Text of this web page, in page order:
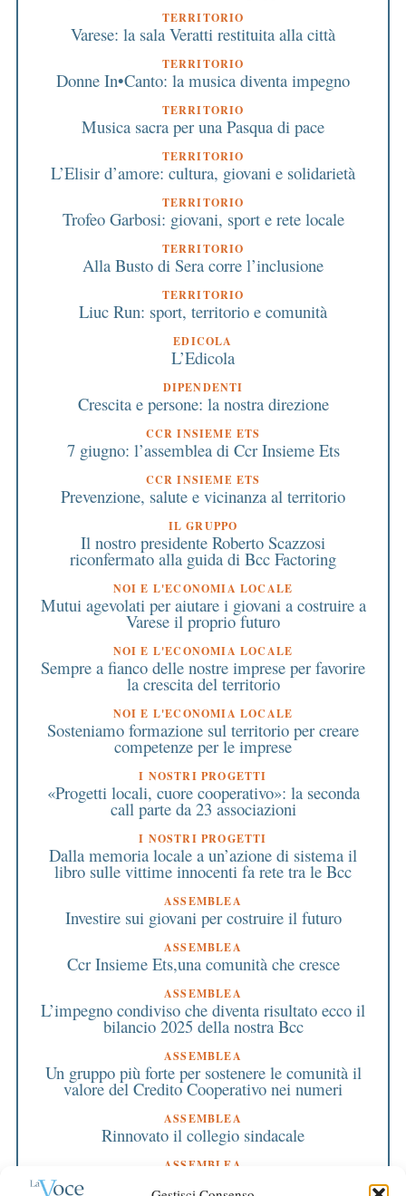
TERRITORIO
Varese: la sala Veratti restituita alla città
TERRITORIO
Donne In•Canto: la musica diventa impegno
TERRITORIO
Musica sacra per una Pasqua di pace
TERRITORIO
L’Elisir d’amore: cultura, giovani e solidarietà
TERRITORIO
Trofeo Garbosi: giovani, sport e rete locale
TERRITORIO
Alla Busto di Sera corre l’inclusione
TERRITORIO
Liuc Run: sport, territorio e comunità
EDICOLA
L’Edicola
DIPENDENTI
Crescita e persone: la nostra direzione
CCR INSIEME ETS
7 giugno: l’assemblea di Ccr Insieme Ets
CCR INSIEME ETS
Prevenzione, salute e vicinanza al territorio
IL GRUPPO
Il nostro presidente Roberto Scazzosi
riconfermato alla guida di Bcc Factoring
NOI E L'ECONOMIA LOCALE
Mutui agevolati per aiutare i giovani a costruire a
Varese il proprio futuro
NOI E L'ECONOMIA LOCALE
Sempre a fianco delle nostre imprese per favorire
la crescita del territorio
NOI E L'ECONOMIA LOCALE
Sosteniamo formazione sul territorio per creare
competenze per le imprese
I NOSTRI PROGETTI
«Progetti locali, cuore cooperativo»: la seconda
call parte da 23 associazioni
I NOSTRI PROGETTI
Dalla memoria locale a un’azione di sistema il
libro sulle vittime innocenti fa rete tra le Bcc
ASSEMBLEA
Investire sui giovani per costruire il futuro
ASSEMBLEA
Ccr Insieme Ets,una comunità che cresce
ASSEMBLEA
L’impegno condiviso che diventa risultato ecco il
bilancio 2025 della nostra Bcc
ASSEMBLEA
Un gruppo più forte per sostenere le comunità il
valore del Credito Cooperativo nei numeri
ASSEMBLEA
Rinnovato il collegio sindacale
ASSEMBLEA
Bilancio approvato all’unanimità e 2 milioni